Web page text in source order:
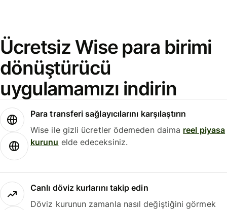
Ücretsiz Wise para birimi
dönüştürücü
uygulamamızı indirin
Para transferi sağlayıcılarını karşılaştırın
Wise ile gizli ücretler ödemeden daima reel piyasa
kurunu elde edeceksiniz.
Canlı döviz kurlarını takip edin
Döviz kurunun zamanla nasıl değiştiğini görmek